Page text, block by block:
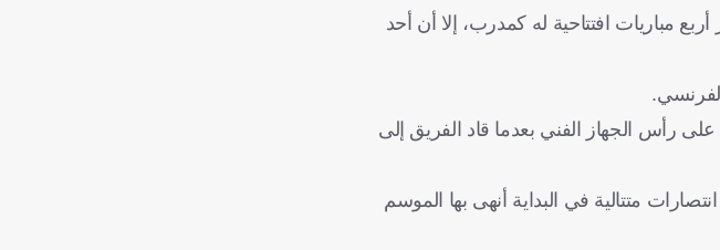
مباريات افتتاحية له كمدرب، إلا أن أحد
رأس الجهاز الفني بعدما قاد الفريق إلى
في موسم واحد كانت في 2012-2013، حين حقق أربعة انتصارات متتالية في البداية أنهى بها الموسم